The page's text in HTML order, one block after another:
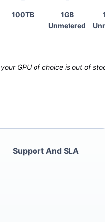
100TB
1GB
Unmetered
GPU of choice is out of
Support And SLA